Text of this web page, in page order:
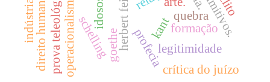
kant
herbert feiglprofecia formação
operacionalismo idosos
schelling
prova teleológica legitimidade
direito humano goethe
crítica do juízo
quebra